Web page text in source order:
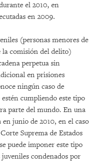
el 2010, en
en 2009.
(personas menores de
la comisión del delito)
perpetua sin
en prisiones
ningún caso de
cumpliendo este tipo
parte del mundo. En una
junio de 2010, en el caso
Suprema de Estados
puede imponer este tipo
condenados por